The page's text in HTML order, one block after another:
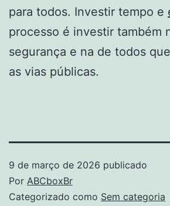
para todos. Investir tempo e
processo é investir também
segurança e na de todos
as vias públicas.
9 de março de 2026 publicado
Por ABCboxBr
Categorizado como Sem categoria